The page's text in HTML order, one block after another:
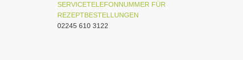
SERVICETELEFONNUMMER FÜR
REZEPTBESTELLUNGEN
02245 610 3122